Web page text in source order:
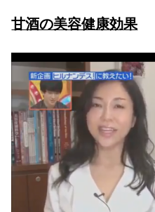
甘酒の美容健康効果